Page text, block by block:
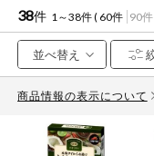
注文番号注文
お気に入り注文
注文履歴注文
WEBカタログ
パン・ジャム
豆腐・納豆・
こんにゃく
冷蔵おかず
カテゴリ
特価情報
38件 1～38件 ( 60件 90件
商品情報の表示について